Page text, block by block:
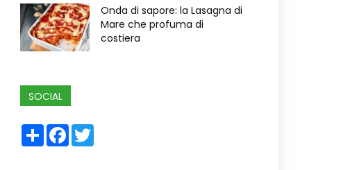
Onda di sapore: la Lasagna di
Mare che profuma di
costiera
SOCIAL
ShareFacebook